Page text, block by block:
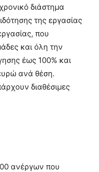
διάστημα
της εργασίας
που
και όλη την
έως 100% και
ανά θέση.
διαθέσιμες
ανέργων που